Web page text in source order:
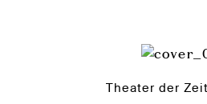
Theater der